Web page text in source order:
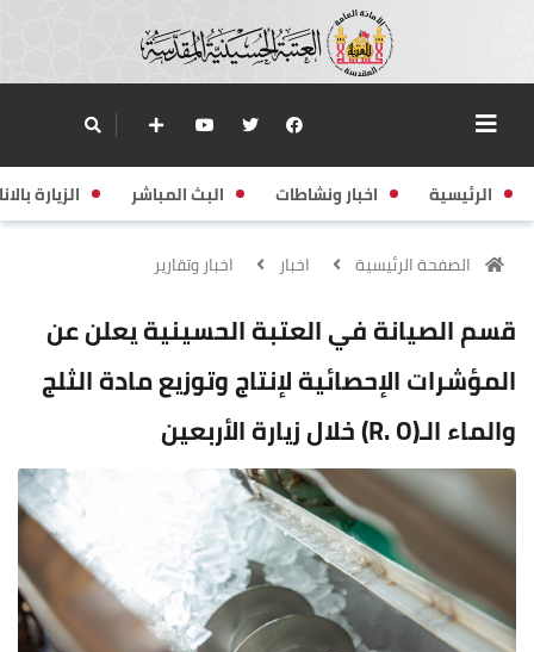
الرئيسية اخبار ونشاطات البث المباشر الزيارة
الصفحة الرئيسية اخبار اخبار وتقارير
قسم الصيانة في العتبة الحسينية يعلن عن
المؤشرات الإحصائية لإنتاج وتوزيع مادة الثلج
والماء الـ(R. O) خلال زيارة الأربعين